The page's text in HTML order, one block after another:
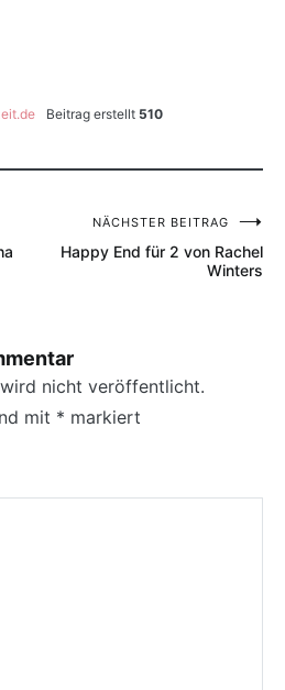
Beitrag erstellt 510
NÄCHSTER BEITRAG
Happy End für 2 von Rachel
Winters
nicht veröffentlicht.
mit * markiert